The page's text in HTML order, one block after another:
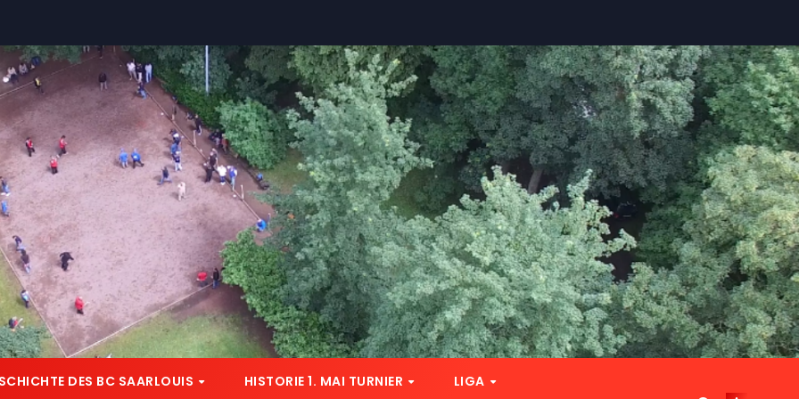
DES BC SAARLOUIS HISTORIE 1. MAI TURNIER LIGA